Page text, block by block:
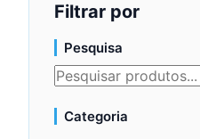
Filtrar por
Pesquisa
Categoria